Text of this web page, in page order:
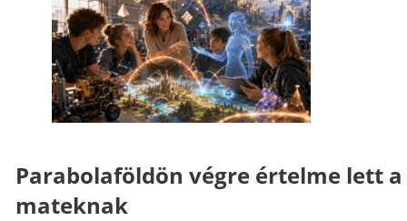
Parabolaföldön végre értelme lett a
mateknak